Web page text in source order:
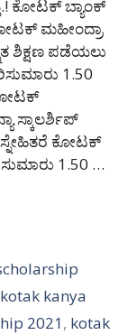
ಕೋಟಕ್ ಬ್ಯಾಂಕ್
ಮಹೀಂದ್ರಾ
ಶಿಕ್ಷಣ ಪಡೆಯಲು
1.50
ಸ್ಕಾಲರ್ಶಿಪ್
ಕೋಟಕ್
1.50 …
kotak kanya
2021, kotak